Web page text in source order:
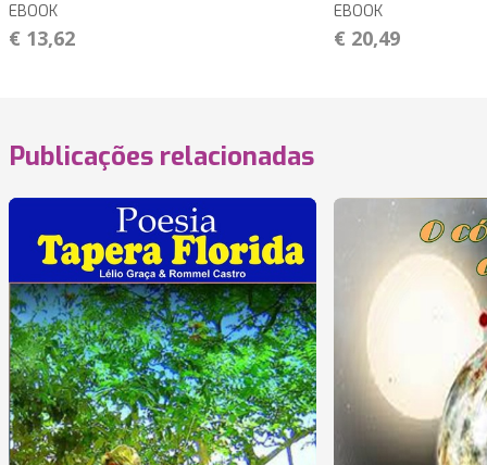
EBOOK
€ 13,62
EBOOK
€ 20,49
Publicações relacionadas